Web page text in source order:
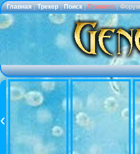
Главная | Трекер | Поиск | Правила | Форум